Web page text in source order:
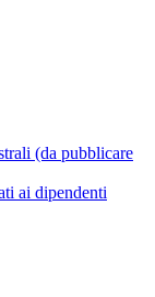
(da pubblicare
ai dipendenti